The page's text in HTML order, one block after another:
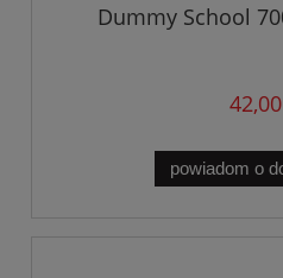
Dummy School
42,00
powiadom o